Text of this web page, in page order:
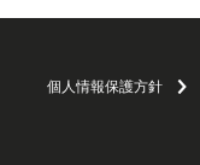
個人情報保護方針